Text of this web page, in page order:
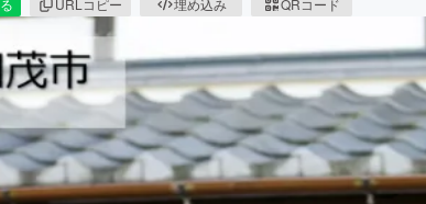
URLコピー 埋め込み QRコード